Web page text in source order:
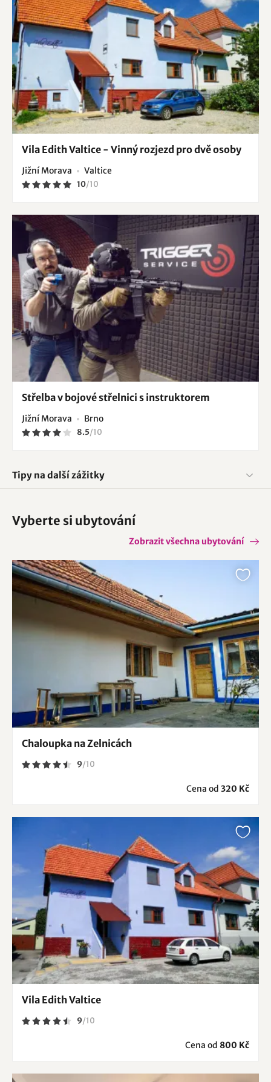
Vila Edith Valtice - Vinný rozjezd pro dvě osoby
Jižní Morava Valtice
10/10
Střelba v bojové střelnici s instruktorem
Jižní Morava Brno
8.5/10
Tipy na další zážitky
Vyberte si ubytování
Zobrazit všechna ubytování
Chaloupka na Zelnicách
9/10
Cena od 320 Kč
Vila Edith Valtice
9/10
Cena od 800 Kč